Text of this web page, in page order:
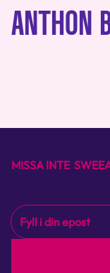
ANTHON
MISSA INTE